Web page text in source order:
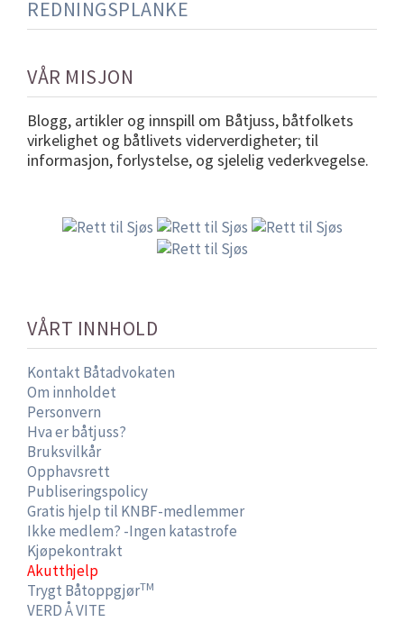
VÅR MISJON
Blogg, artikler og innspill om Båtjuss, båtfolkets
virkelighet og båtlivets viderverdigheter; til
informasjon, forlystelse, og sjelelig vederkvegelse.
VÅRT INNHOLD
Kontakt Båtadvokaten
Om innholdet
Personvern
Hva er båtjuss?
Bruksvilkår
Opphavsrett
Publiseringspolicy
Gratis hjelp til KNBF-medlemmer
Ikke medlem? -Ingen katastrofe
Kjøpekontrakt
Akutthjelp
Trygt BåtoppgjørTM
VERD Å VITE